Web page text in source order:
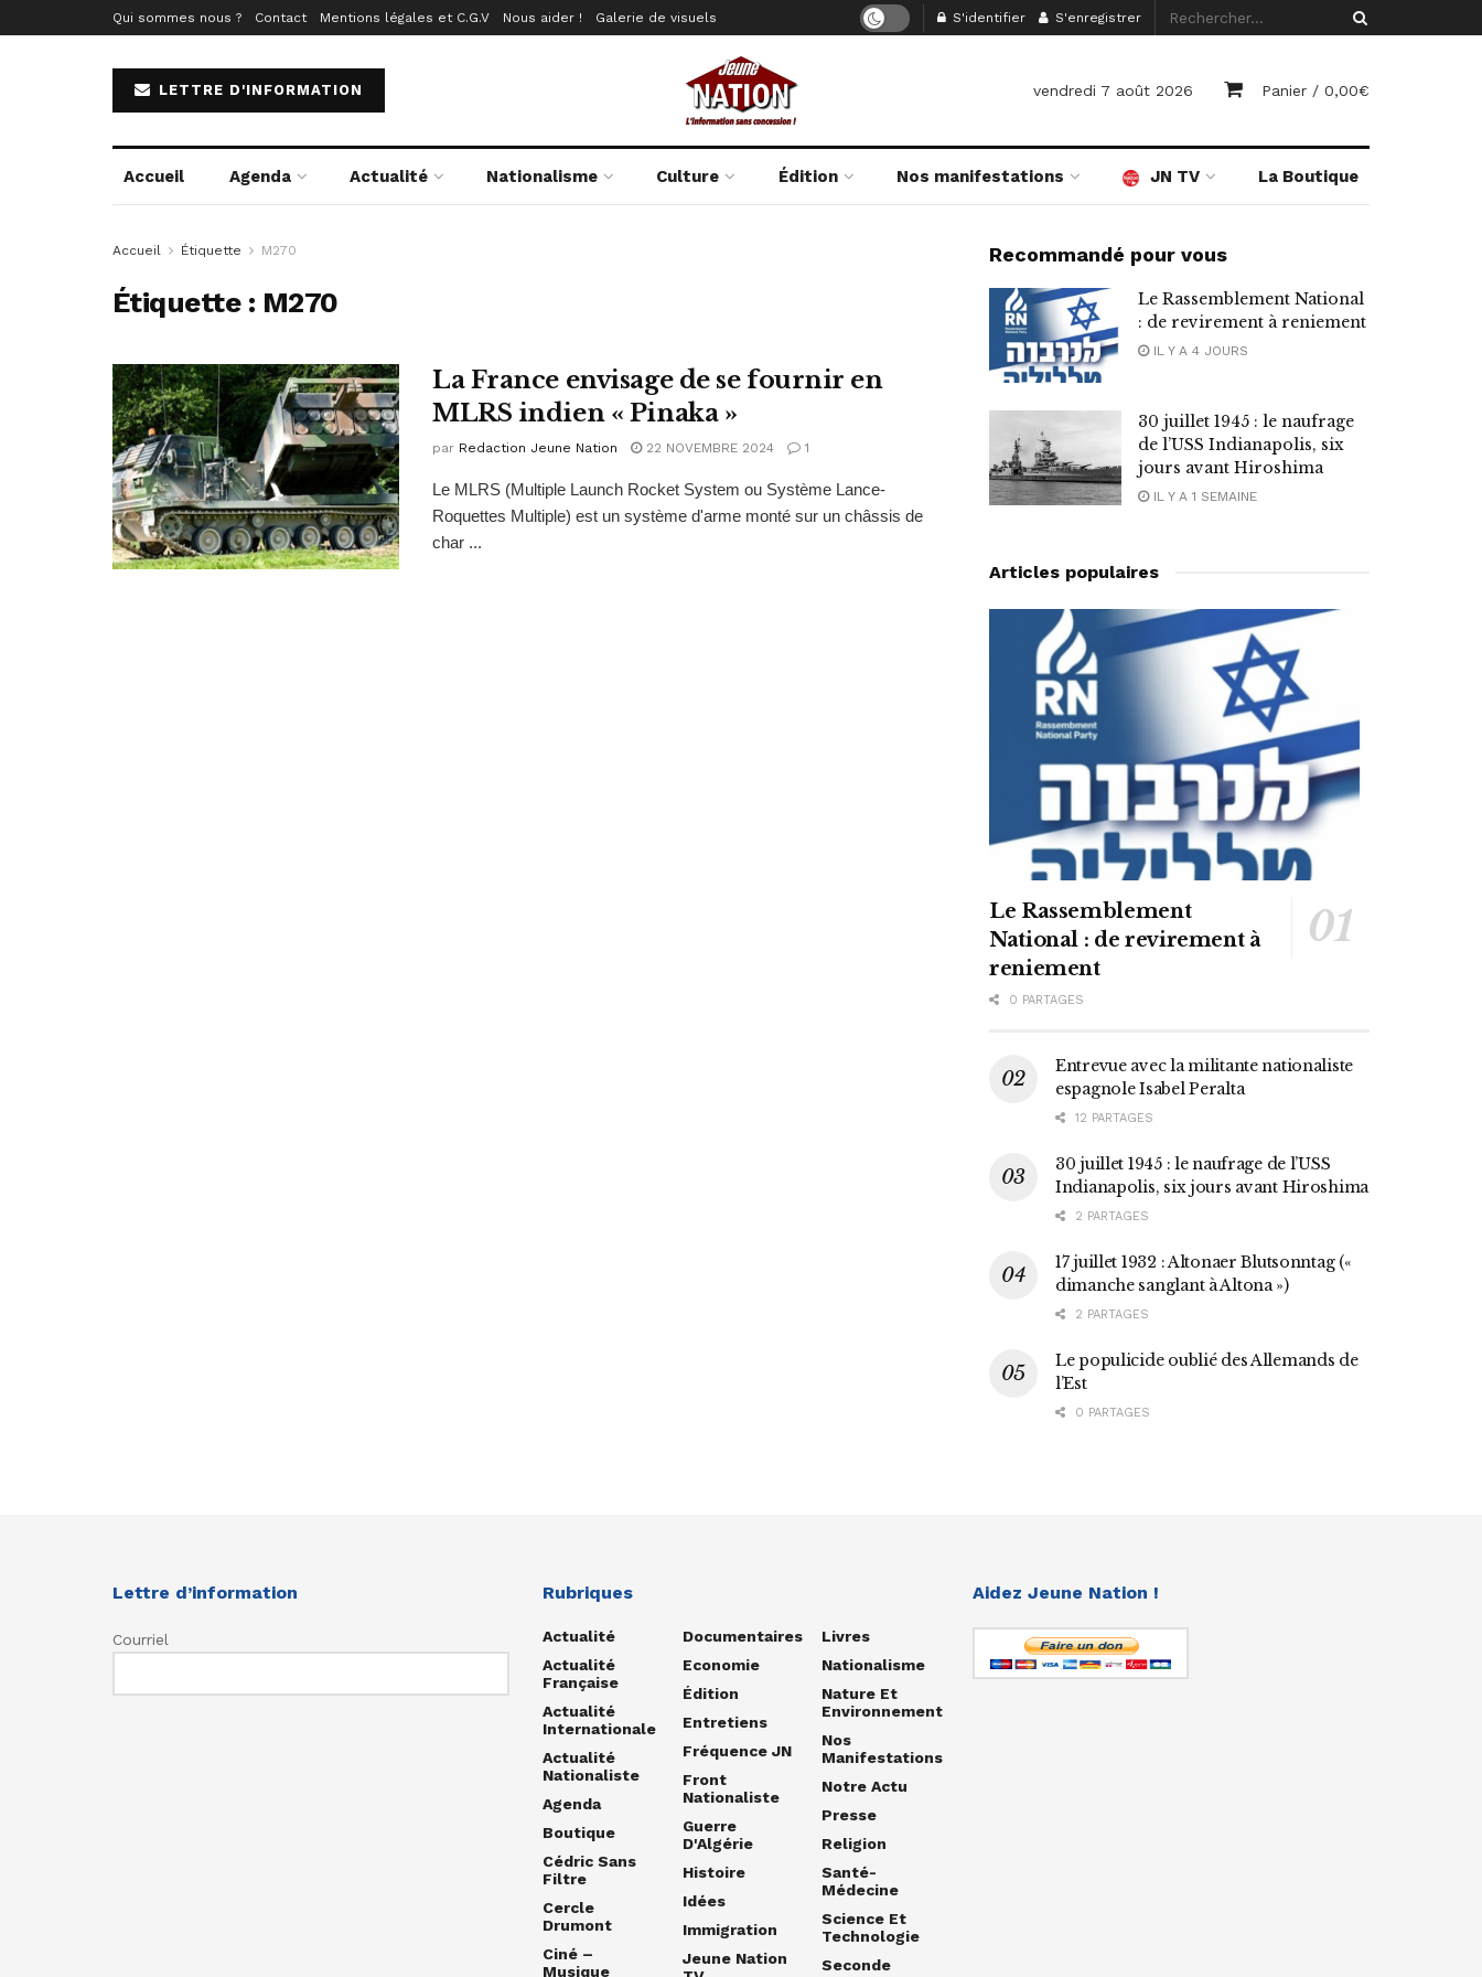
Qui sommes nous ? Contact Mentions légales et C.G.V Nous aider ! Galerie de visuels S'identifier S'enregistrer
LETTRE D'INFORMATION vendredi 7 août 2026 Panier / 0,00€
Accueil Agenda Actualité Nationalisme Culture Édition Nos manifestations JN TV La Boutique
Accueil Étiquette M270
Étiquette : M270
La France envisage de se fournir en
MLRS indien « Pinaka »
par Redaction Jeune Nation 22 NOVEMBRE 2024 1
Le MLRS (Multiple Launch Rocket System ou Système Lance-
Roquettes Multiple) est un système d'arme monté sur un châssis de
char ...
Recommandé pour vous
Le Rassemblement National
: de revirement à reniement
IL Y A 4 JOURS
30 juillet 1945 : le naufrage
de l’USS Indianapolis, six
jours avant Hiroshima
IL Y A 1 SEMAINE
Articles populaires
Le Rassemblement
National : de revirement à
reniement
0 PARTAGES
Entrevue avec la militante nationaliste
espagnole Isabel Peralta
12 PARTAGES
30 juillet 1945 : le naufrage de l’USS
Indianapolis, six jours avant Hiroshima
2 PARTAGES
17 juillet 1932 : Altonaer Blutsonntag («
dimanche sanglant à Altona »)
2 PARTAGES
Le populicide oublié des Allemands de
l’Est
0 PARTAGES
Lettre d’information
Courriel
Rubriques
Actualité
Actualité
Française
Actualité
Internationale
Actualité
Nationaliste
Agenda
Boutique
Cédric Sans
Filtre
Cercle
Drumont
Ciné –
Musique
Documentaires
Economie
Édition
Entretiens
Fréquence JN
Front
Nationaliste
Guerre
D'Algérie
Histoire
Idées
Immigration
Jeune Nation
Livres
Nationalisme
Nature Et
Environnement
Nos
Manifestations
Notre Actu
Presse
Religion
Santé-
Médecine
Science Et
Technologie
Seconde
Aidez Jeune Nation !